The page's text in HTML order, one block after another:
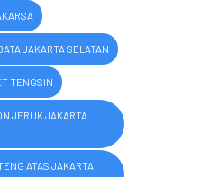
JAKARTA SELATAN
TENGSIN
JERUK JAKARTA
ATAS JAKARTA